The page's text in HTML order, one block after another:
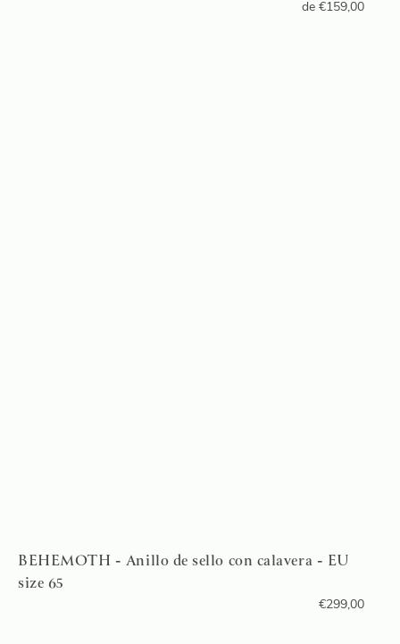
de €159,00
BEHEMOTH - Anillo de sello con calavera - EU
size 65
€299,00